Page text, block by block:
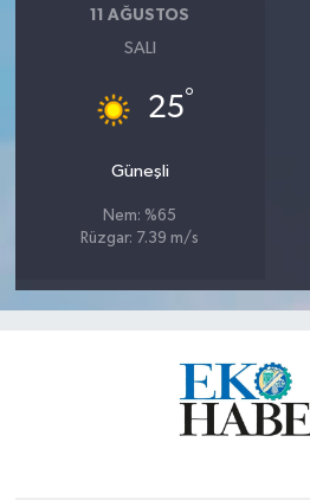
11 AĞUSTOS
SALI
25°
Güneşli
Nem: %65
Rüzgar: 7.39 m/s